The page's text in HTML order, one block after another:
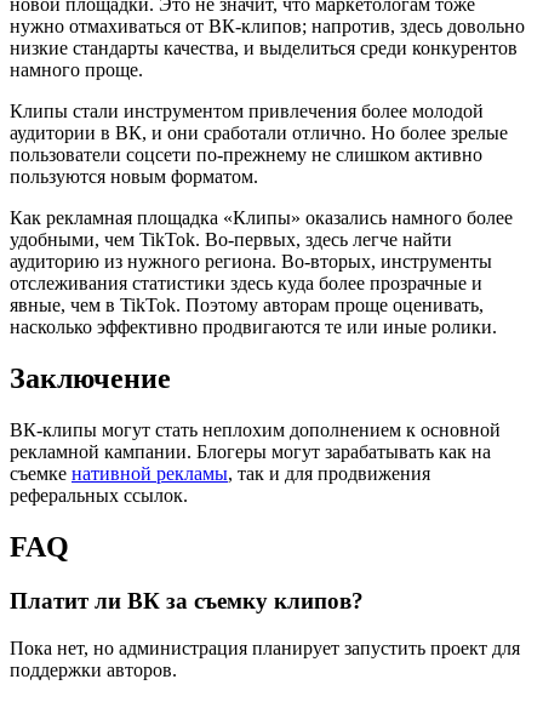
новой площадки. Это не значит, что маркетологам тоже
нужно отмахиваться от ВК-клипов; напротив, здесь довольно
низкие стандарты качества, и выделиться среди конкурентов
намного проще.
Клипы стали инструментом привлечения более молодой
аудитории в ВК, и они сработали отлично. Но более зрелые
пользователи соцсети по-прежнему не слишком активно
пользуются новым форматом.
Как рекламная площадка «Клипы» оказались намного более
удобными, чем TikTok. Во-первых, здесь легче найти
аудиторию из нужного региона. Во-вторых, инструменты
отслеживания статистики здесь куда более прозрачные и
явные, чем в TikTok. Поэтому авторам проще оценивать,
насколько эффективно продвигаются те или иные ролики.
Заключение
ВК-клипы могут стать неплохим дополнением к основной
рекламной кампании. Блогеры могут зарабатывать как на
съемке нативной рекламы, так и для продвижения
реферальных ссылок.
FAQ
Платит ли ВК за съемку клипов?
Пока нет, но администрация планирует запустить проект для
поддержки авторов.